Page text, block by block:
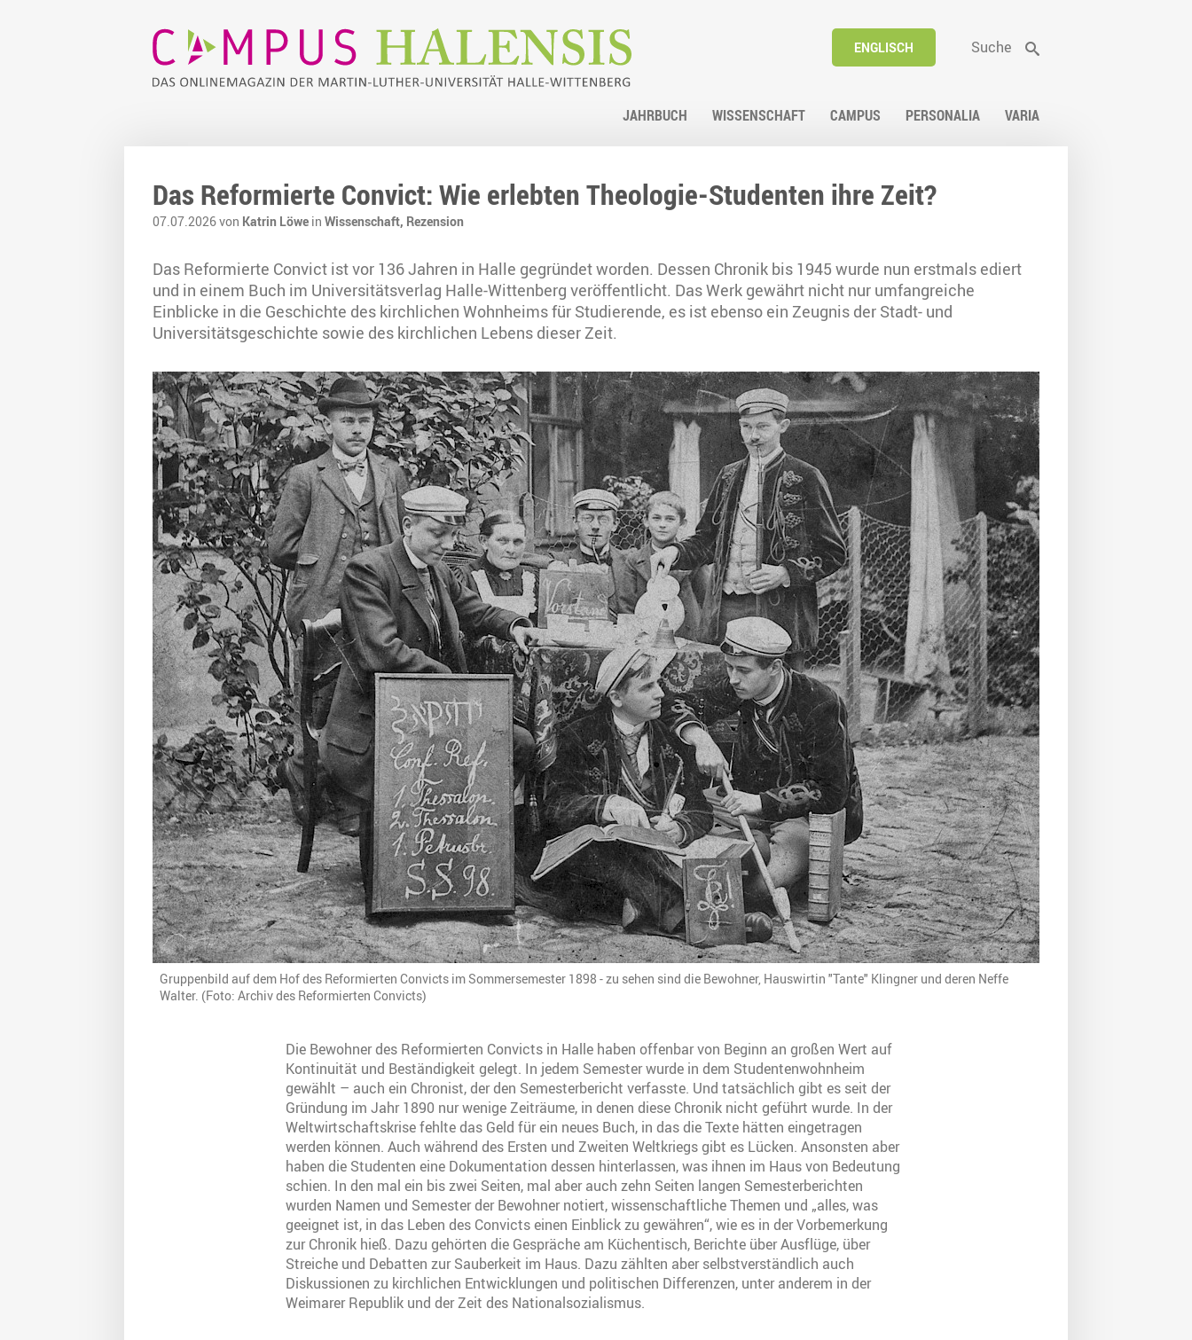
ENGLISCH Suche
JAHRBUCH WISSENSCHAFT CAMPUS PERSONALIA VARIA
Das Reformierte Convict: Wie erlebten Theologie-Studenten ihre Zeit?
07.07.2026 von Katrin Löwe in Wissenschaft, Rezension
Das Reformierte Convict ist vor 136 Jahren in Halle gegründet worden. Dessen Chronik bis 1945 wurde nun erstmals ediert
und in einem Buch im Universitätsverlag Halle-Wittenberg veröffentlicht. Das Werk gewährt nicht nur umfangreiche
Einblicke in die Geschichte des kirchlichen Wohnheims für Studierende, es ist ebenso ein Zeugnis der Stadt- und
Universitätsgeschichte sowie des kirchlichen Lebens dieser Zeit.
Gruppenbild auf dem Hof des Reformierten Convicts im Sommersemester 1898 - zu sehen sind die Bewohner, Hauswirtin "Tante" Klingner und deren Neffe
Walter. (Foto: Archiv des Reformierten Convicts)
Die Bewohner des Reformierten Convicts in Halle haben offenbar von Beginn an großen Wert auf
Kontinuität und Beständigkeit gelegt. In jedem Semester wurde in dem Studentenwohnheim
gewählt – auch ein Chronist, der den Semesterbericht verfasste. Und tatsächlich gibt es seit der
Gründung im Jahr 1890 nur wenige Zeiträume, in denen diese Chronik nicht geführt wurde. In der
Weltwirtschaftskrise fehlte das Geld für ein neues Buch, in das die Texte hätten eingetragen
werden können. Auch während des Ersten und Zweiten Weltkriegs gibt es Lücken. Ansonsten aber
haben die Studenten eine Dokumentation dessen hinterlassen, was ihnen im Haus von Bedeutung
schien. In den mal ein bis zwei Seiten, mal aber auch zehn Seiten langen Semesterberichten
wurden Namen und Semester der Bewohner notiert, wissenschaftliche Themen und „alles, was
geeignet ist, in das Leben des Convicts einen Einblick zu gewähren“, wie es in der Vorbemerkung
zur Chronik hieß. Dazu gehörten die Gespräche am Küchentisch, Berichte über Ausflüge, über
Streiche und Debatten zur Sauberkeit im Haus. Dazu zählten aber selbstverständlich auch
Diskussionen zu kirchlichen Entwicklungen und politischen Differenzen, unter anderem in der
Weimarer Republik und der Zeit des Nationalsozialismus.